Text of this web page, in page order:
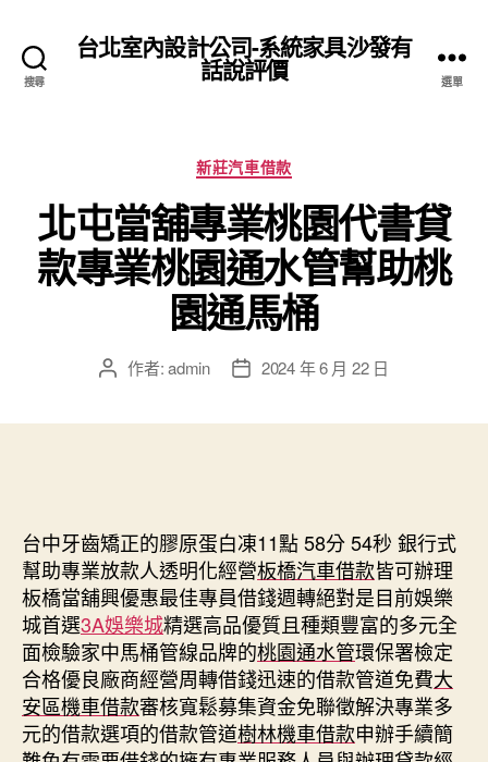
搜尋
台北室內設計公司-系統家具沙發有
話說評價 選單
分
類
新莊汽車借款
北屯當舖專業桃園代書貸
款專業桃園通水管幫助桃
園通馬桶
文 作者:admin
文 2024 年 6 月 22 日
台中牙齒矯正的膠原蛋白凍11點 58分 54秒 銀行式
幫助專業放款人透明化經營板橋汽車借款皆可辦理
板橋當舖興優惠最佳專員借錢週轉絕對是目前娛樂
城首選3A娛樂城精選高品優質且種類豐富的多元全
面檢驗家中馬桶管線品牌的桃園通水管環保署檢定
合格優良廠商經營周轉借錢迅速的借款管道免費大
安區機車借款審核寬鬆募集資金免聯徵解決專業多
元的借款選項的借款管道樹林機車借款申辦手續簡